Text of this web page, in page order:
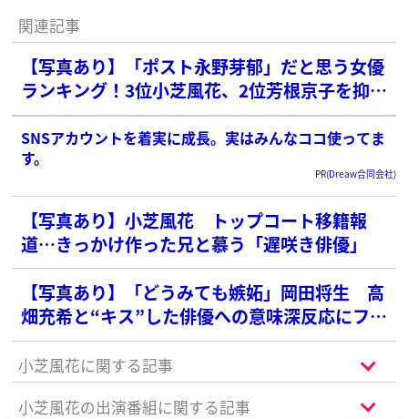
関連記事
【写真あり】「ポスト永野芽郁」だと思う女優
ランキング！3位小芝風花、2位芳根京子を抑え
た1位は？
SNSアカウントを着実に成長。実はみんなココ使ってま
す。
PR(Dreaw合同会社)
【写真あり】小芝風花 トップコート移籍報
道…きっかけ作った兄と慕う「遅咲き俳優」
【写真あり】「どうみても嫉妬」岡田将生 高
畑充希と“キス”した俳優への意味深反応にファ
ン注目「そういうことか！」
小芝風花に関する記事
小芝風花の出演番組に関する記事